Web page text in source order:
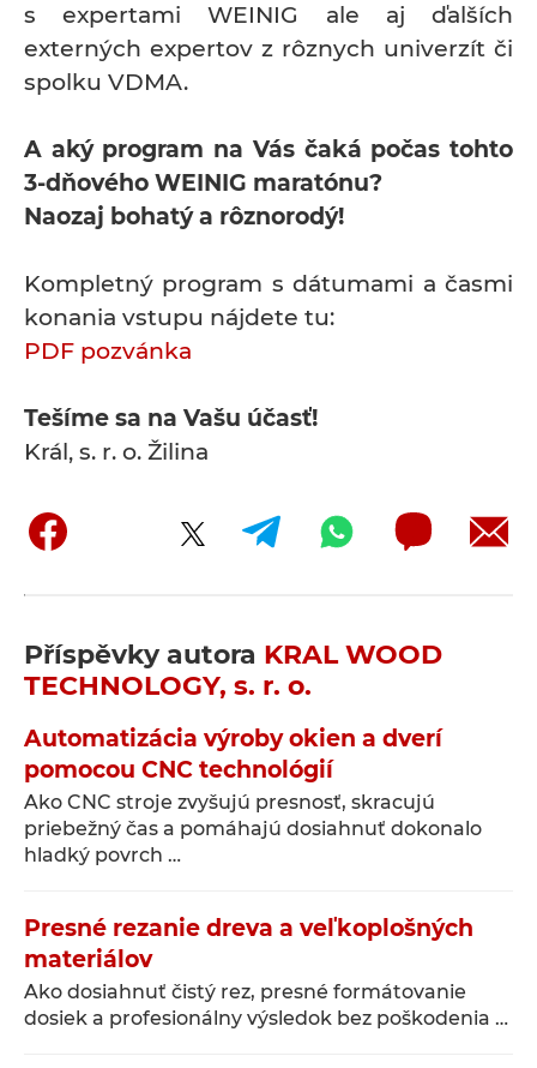
s expertami WEINIG ale aj ďalších
externých expertov z rôznych univerzít či
spolku VDMA.
A aký program na Vás čaká počas tohto
3-dňového WEINIG maratónu?
Naozaj bohatý a rôznorodý!
Kompletný program s dátumami a časmi
konania vstupu nájdete tu:
PDF pozvánka
Tešíme sa na Vašu účasť!
Král, s. r. o. Žilina
Příspěvky autora KRAL WOOD
TECHNOLOGY, s. r. o.
Automatizácia výroby okien a dverí
pomocou CNC technológií
Ako CNC stroje zvyšujú presnosť, skracujú
priebežný čas a pomáhajú dosiahnuť dokonalo
hladký povrch …
Presné rezanie dreva a veľkoplošných
materiálov
Ako dosiahnuť čistý rez, presné formátovanie
dosiek a profesionálny výsledok bez poškodenia …